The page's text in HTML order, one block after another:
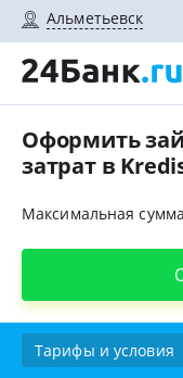
Альметьевск
Оформить
затрат в
Максимальная
Тарифы и условия